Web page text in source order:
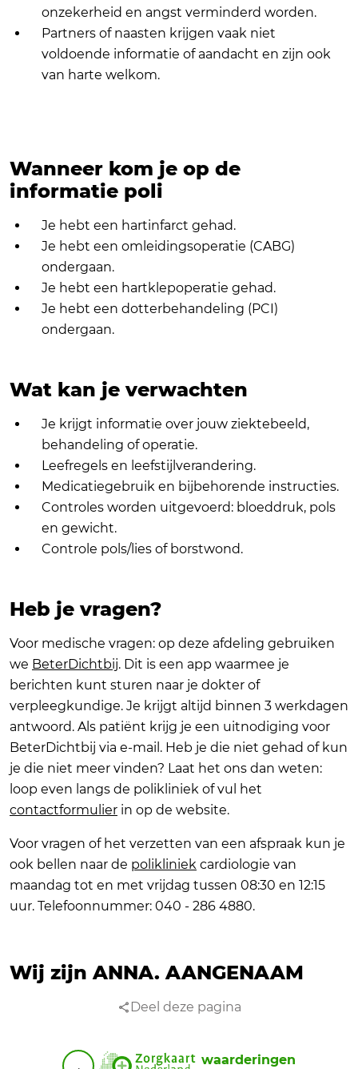
onzekerheid en angst verminderd worden.
Partners of naasten krijgen vaak niet
voldoende informatie of aandacht en zijn ook
van harte welkom.
Wanneer kom je op de
informatie poli
Je hebt een hartinfarct gehad.
Je hebt een omleidingsoperatie (CABG)
ondergaan.
Je hebt een hartklepoperatie gehad.
Je hebt een dotterbehandeling (PCI)
ondergaan.
Wat kan je verwachten
Je krijgt informatie over jouw ziektebeeld,
behandeling of operatie.
Leefregels en leefstijlverandering.
Medicatiegebruik en bijbehorende instructies.
Controles worden uitgevoerd: bloeddruk, pols
en gewicht.
Controle pols/lies of borstwond.
Heb je vragen?
Voor medische vragen: op deze afdeling gebruiken
we BeterDichtbij. Dit is een app waarmee je
berichten kunt sturen naar je dokter of
verpleegkundige. Je krijgt altijd binnen 3 werkdagen
antwoord. Als patiënt krijg je een uitnodiging voor
BeterDichtbij via e-mail. Heb je die niet gehad of kun
je die niet meer vinden? Laat het ons dan weten:
loop even langs de polikliniek of vul het
contactformulier in op de website.
Voor vragen of het verzetten van een afspraak kun je
ook bellen naar de polikliniek cardiologie van
maandag tot en met vrijdag tussen 08:30 en 12:15
uur. Telefoonnummer: 040 - 286 4880.
Wij zijn ANNA.AANGENAAM
Deel deze pagina
. waarderingen